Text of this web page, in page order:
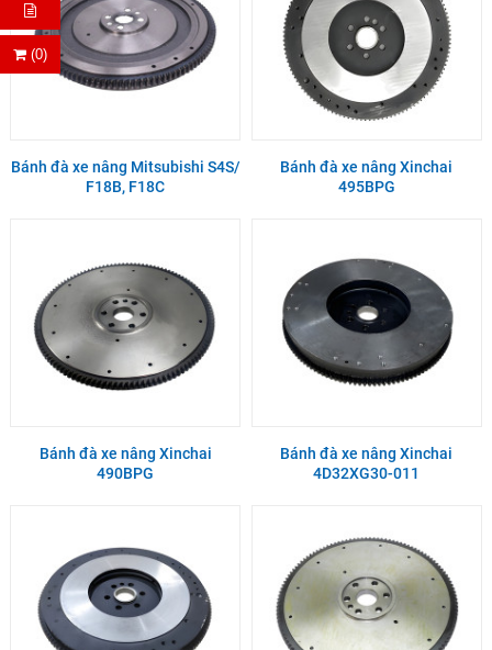
(0)
Bánh đà xe nâng Mitsubishi S4S/
F18B, F18C
Bánh đà xe nâng Xinchai
495BPG
Bánh đà xe nâng Xinchai
490BPG
Bánh đà xe nâng Xinchai
4D32XG30-011